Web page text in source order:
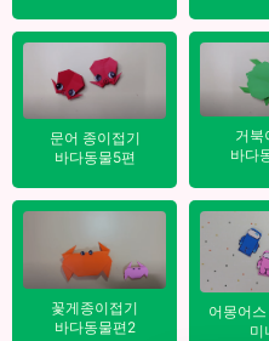
문어 종이접기
바다동물5편
거북
바다
꽃게종이접기
바다동물편2
어몽어
미